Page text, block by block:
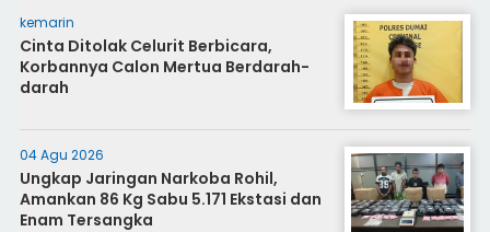
kemarin
Cinta Ditolak Celurit Berbicara,
Korbannya Calon Mertua Berdarah-
darah
04 Agu 2026
Ungkap Jaringan Narkoba Rohil,
Amankan 86 Kg Sabu 5.171 Ekstasi dan
Enam Tersangka